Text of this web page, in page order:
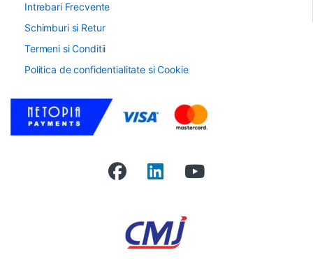
Intrebari Frecvente
Schimburi si Retur
Termeni si Conditii
Politica de confidentialitate si Cookie